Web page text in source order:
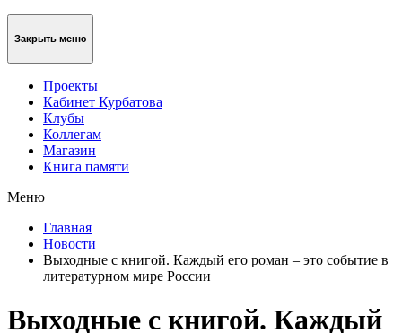
Закрыть меню
Проекты
Кабинет Курбатова
Клубы
Коллегам
Магазин
Книга памяти
Меню
Главная
Новости
Выходные с книгой. Каждый его роман – это событие в
литературном мире России
Выходные с книгой. Каждый